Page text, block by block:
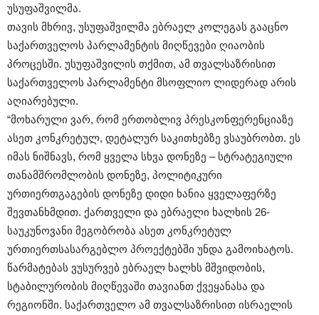
უსუფაშვილმა.
თავის მხრივ, უსუფაშვილმა ებრაელ კოლეგას გააცნო
საქართველოს პარლამენტის მიღწევები ღიაობის
პროცესში. უსუფაშვილის თქმით, ამ თვალსაზრისით
საქართველოს პარლამენტი მსოფლიო ლიდერად არის
აღიარებული.
“მოხარული ვარ, რომ ერთობლივ პრესკონფერენციაზე
ასეთ კონკრეტულ, დეტალურ საკითხებზე ვსაუბრობთ. ეს
იმას ნიშნავს, რომ ყველა სხვა დონეზე – სტრატეგიული
თანამშრომლობის დონეზე, პოლიტიკური
ურთიერთგაგების დონეზე დიდი ხანია ყველაფერზე
შევთანხმდით. ქართველი და ებრაელი ხალხის 26-
საუკუნოვანი მეგობრობა ასეთ კონკრეტულ
ურთიერთსასარგებლო პროექტებში უნდა გამოიხატოს.
წარმატებას ვუსურვებ ებრაელ ხალხს მშვიდობის,
სტაბილურობის მიღწევაში თავიანთ ქვეყანასა და
რეგიონში. საქართველო ამ თვალსაზრისით ისრაელის